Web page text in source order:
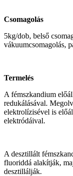
Csomagolás
5kg/dob, belső
vákuumcsomagolás,
Termelés
A fémszkandium
redukálásával.
elektrolízisével is
elektródáival.
A desztillált
fluoriddá alakítják,
desztillálják.